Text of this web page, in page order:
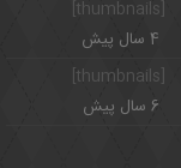
4 سال پیش
6 سال پیش